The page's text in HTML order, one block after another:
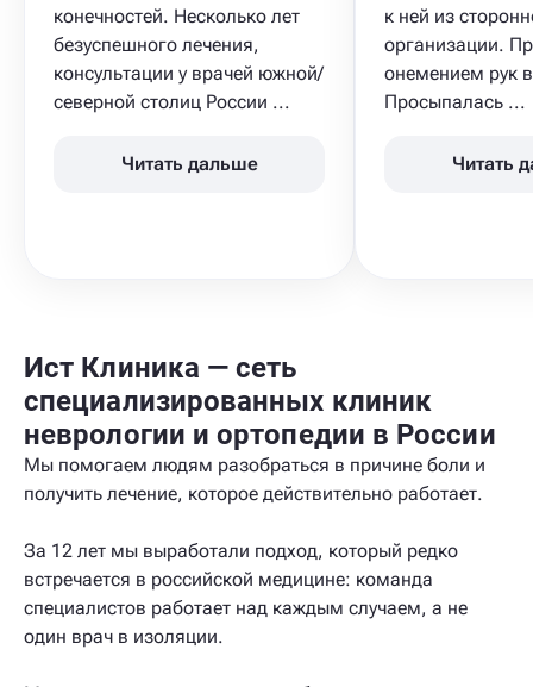
конечностей. Несколько лет
безуспешного лечения,
консультации у врачей южной/
северной столиц России ...
Читать дальше
к ней из
организации.
онемением рук
Просыпалась ...
Читать
Ист Клиника — сеть
специализированных клиник
неврологии и ортопедии в России
Мы помогаем людям разобраться в причине боли и
получить лечение, которое действительно работает.
За 12 лет мы выработали подход, который редко
встречается в российской медицине: команда
специалистов работает над каждым случаем, а не
один врач в изоляции.